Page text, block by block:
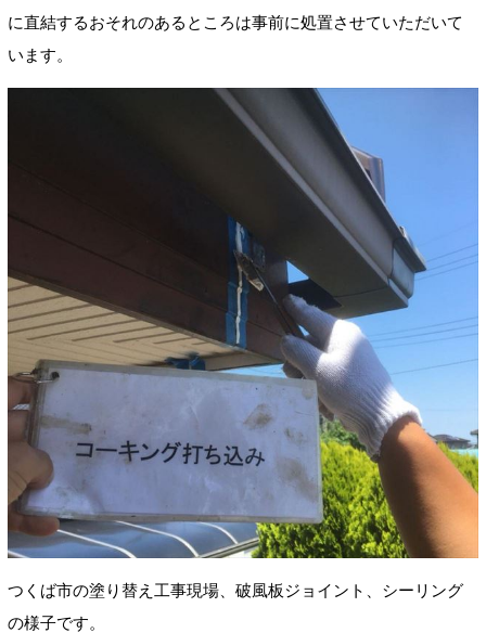
に直結するおそれのあるところは事前に処置させていただいて
います。
つくば市の塗り替え工事現場、破風板ジョイント、シーリング
の様子です。